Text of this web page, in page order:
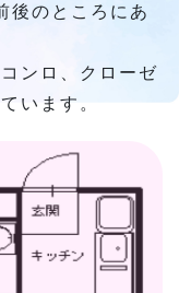
後のところにあ
ンロ、クローゼ
います。